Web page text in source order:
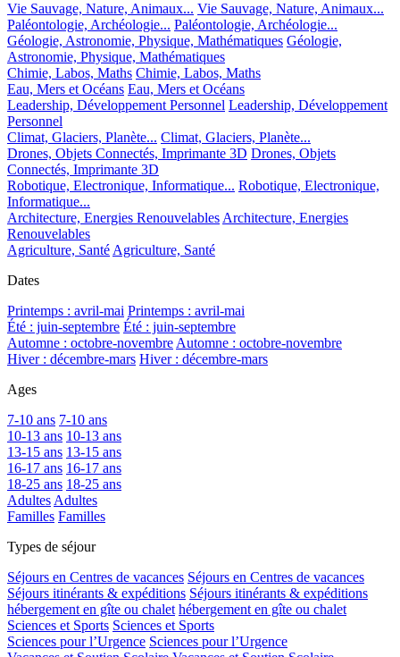
Vie Sauvage, Nature, Animaux... Vie Sauvage, Nature, Animaux...
Paléontologie, Archéologie... Paléontologie, Archéologie...
Géologie, Astronomie, Physique, Mathématiques Géologie,
Astronomie, Physique, Mathématiques
Chimie, Labos, Maths Chimie, Labos, Maths
Eau, Mers et Océans Eau, Mers et Océans
Leadership, Développement Personnel Leadership, Développement
Personnel
Climat, Glaciers, Planète... Climat, Glaciers, Planète...
Drones, Objets Connectés, Imprimante 3D Drones, Objets
Connectés, Imprimante 3D
Robotique, Electronique, Informatique... Robotique, Electronique,
Informatique...
Architecture, Energies RenouvelablesArchitecture, Energies
Renouvelables
Agriculture, SantéAgriculture, Santé
Dates
Printemps : avril-mai Printemps : avril-mai
Été : juin-septembre Été : juin-septembre
Automne : octobre-novembreAutomne : octobre-novembre
Hiver : décembre-mars Hiver : décembre-mars
Ages
7-10 ans 7-10 ans
10-13 ans 10-13 ans
13-15 ans 13-15 ans
16-17 ans 16-17 ans
18-25 ans 18-25 ans
AdultesAdultes
Familles Familles
Types de séjour
Séjours en Centres de vacances Séjours en Centres de vacances
Séjours itinérants & expéditions Séjours itinérants & expéditions
hébergement en gîte ou chalet hébergement en gîte ou chalet
Sciences et Sports Sciences et Sports
Sciences pour l’Urgence Sciences pour l’Urgence